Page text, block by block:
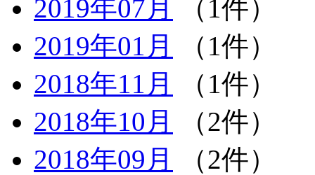
2019年07月
（1件）
2019年01月
（1件）
2018年11月
（1件）
2018年10月
（2件）
2018年09月
（2件）